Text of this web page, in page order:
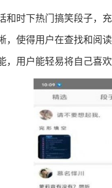
时下热门搞笑段子，
使得用户在查找和阅
用户能轻易将自己喜